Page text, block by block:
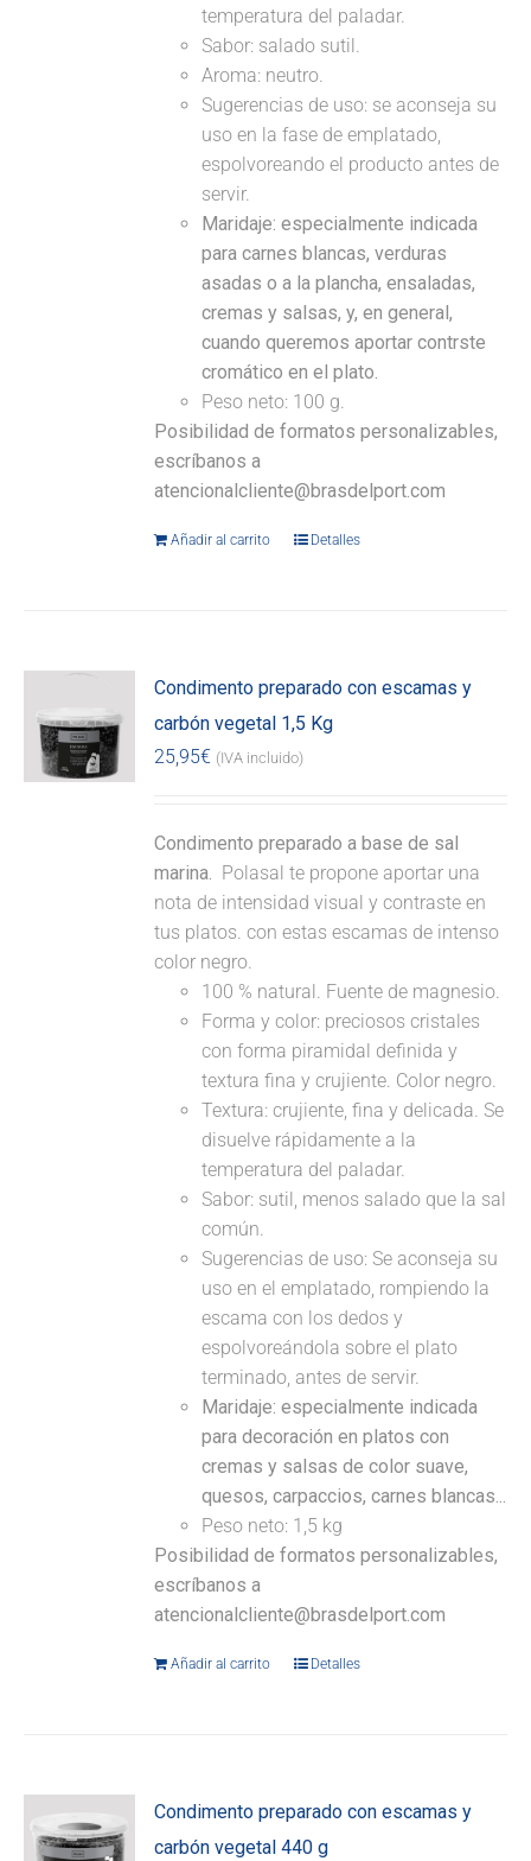
temperatura del paladar.
Sabor: salado sutil.
Aroma: neutro.
Sugerencias de uso: se aconseja su
uso en la fase de emplatado,
espolvoreando el producto antes de
servir.
Maridaje: especialmente indicada
para carnes blancas, verduras
asadas o a la plancha, ensaladas,
cremas y salsas, y, en general,
cuando queremos aportar contrste
cromático en el plato.
Peso neto: 100 g.
Posibilidad de formatos personalizables,
escríbanos a
atencionalcliente@brasdelport.com
Añadir al carrito Detalles
Condimento preparado con escamas y
carbón vegetal 1,5 Kg
25,95€ (IVA incluido)
Condimento preparado a base de sal
marina. Polasal te propone aportar una
nota de intensidad visual y contraste en
tus platos. con estas escamas de intenso
color negro.
100 % natural. Fuente de magnesio.
Forma y color: preciosos cristales
con forma piramidal definida y
textura fina y crujiente. Color negro.
Textura: crujiente, fina y delicada. Se
disuelve rápidamente a la
temperatura del paladar.
Sabor: sutil, menos salado que la sal
común.
Sugerencias de uso: Se aconseja su
uso en el emplatado, rompiendo la
escama con los dedos y
espolvoreándola sobre el plato
terminado, antes de servir.
Maridaje: especialmente indicada
para decoración en platos con
cremas y salsas de color suave,
quesos, carpaccios, carnes blancas...
Peso neto: 1,5 kg
Posibilidad de formatos personalizables,
escríbanos a
atencionalcliente@brasdelport.com
Añadir al carrito Detalles
Condimento preparado con escamas y
carbón vegetal 440 g